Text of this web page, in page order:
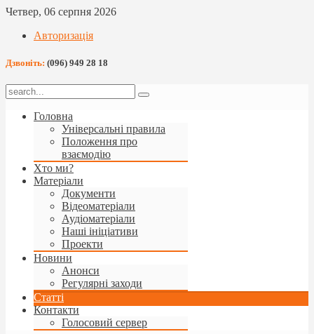
Четвер, 06 серпня 2026
Авторизація
Дзвоніть: (096) 949 28 18
Головна
Універсальні правила
Положення про
взаємодію
Хто ми?
Матеріали
Документи
Відеоматеріали
Аудіоматеріали
Наші ініціативи
Проекти
Новини
Анонси
Регулярні заходи
Статті
Контакти
Голосовий сервер